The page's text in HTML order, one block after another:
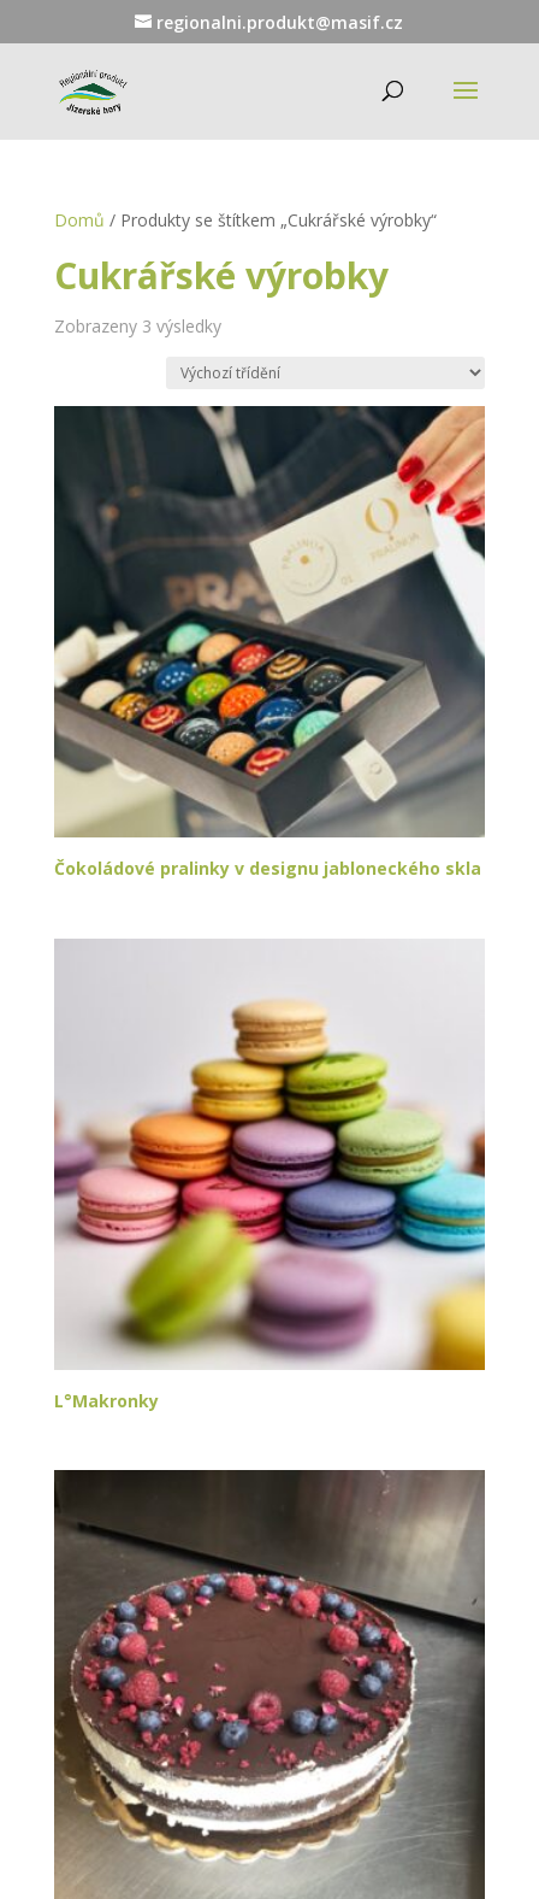
regionalni.produkt@masif.cz
Domů / Produkty se štítkem „Cukrářské výrobky“
Cukrářské výrobky
Zobrazeny 3 výsledky
Čokoládové pralinky v designu jabloneckého skla
L°Makronky